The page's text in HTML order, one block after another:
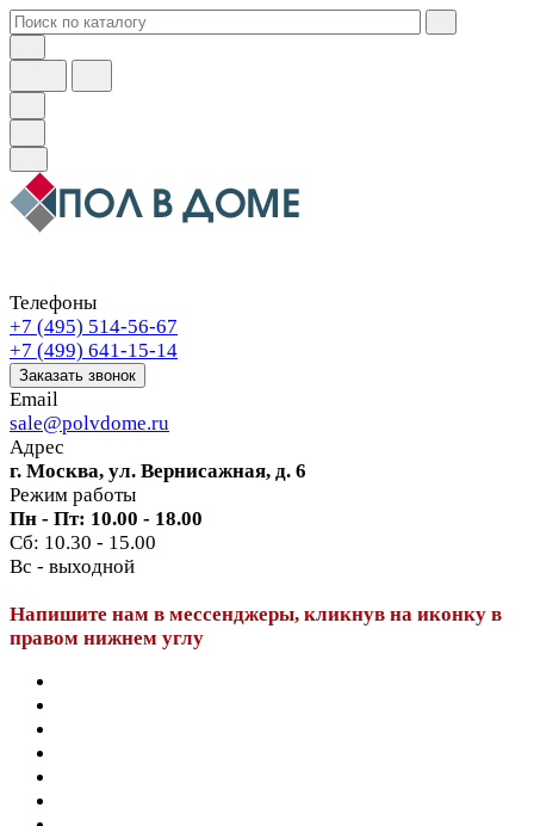
Телефоны
+7 (495) 514-56-67
+7 (499) 641-15-14
Заказать звонок
Email
sale@polvdome.ru
Адрес
г. Москва, ул. Вернисажная, д. 6
Режим работы
Пн - Пт: 10.00 - 18.00
Сб: 10.30 - 15.00
Вс - выходной
Напишите нам в мессенджеры, кликнув на иконку в
правом нижнем углу